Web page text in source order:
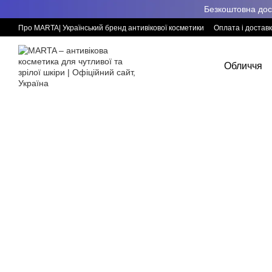
Безкоштовна
Про MARTA| Український бренд антивікової косметики Оплата і
Обличчя